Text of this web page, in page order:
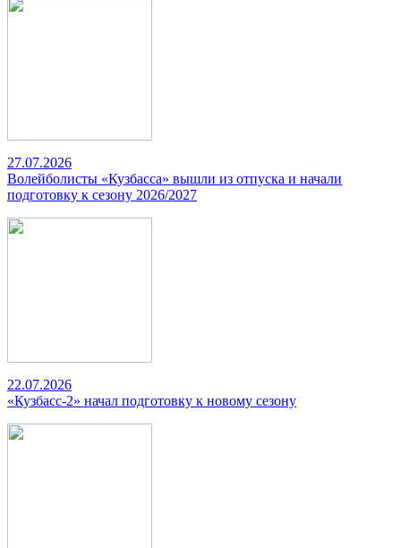
27.07.2026
Волейболисты «Кузбасса» вышли из отпуска и начали
подготовку к сезону 2026/2027
22.07.2026
«Кузбасс-2» начал подготовку к новому сезону